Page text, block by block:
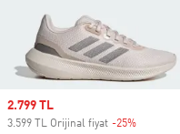
Sale price
2.799 TL
3.599 TL Orijinal fiyat -25%